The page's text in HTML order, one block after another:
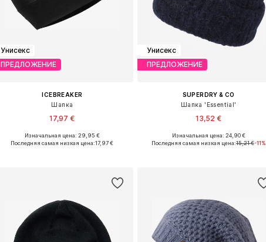
Унисекс
ПРЕДЛОЖЕНИЕ
ICEBREAKER
Шапка
17,97 €
Доступные размеры: 55-60
Изначальная цена: 29,95 €
Последняя самая низкая цена:17,97 €
Унисекс
ПРЕДЛОЖЕНИЕ
SUPERDRY & CO
Шапка 'Essential'
13,52 €
Доступные размеры: 55-60
Изначальная цена: 24,90 €
Последняя самая низкая цена:15,21 €-11%